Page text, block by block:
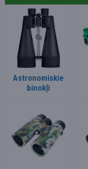
Astronomiskie
binokļi